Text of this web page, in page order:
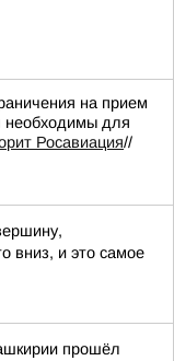
на прием
необходимы для
Росавиация//
вниз, и это самое
прошёл